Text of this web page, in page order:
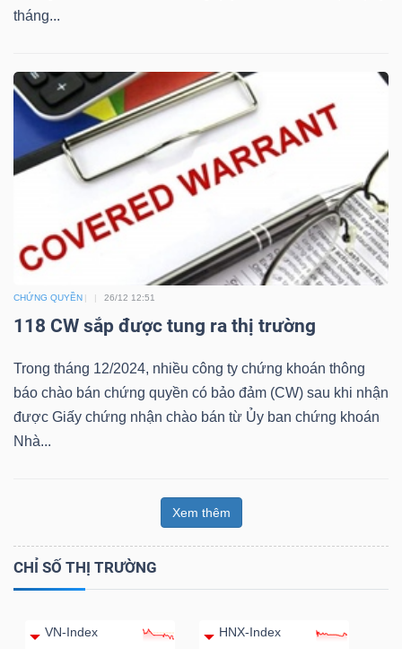
tháng...
CHỨNG QUYỀN 26/12 12:51
118 CW sắp được tung ra thị trường
Trong tháng 12/2024, nhiều công ty chứng khoán thông
báo chào bán chứng quyền có bảo đảm (CW) sau khi nhận
được Giấy chứng nhận chào bán từ Ủy ban chứng khoán
Nhà...
Xem thêm
CHỈ SỐ THỊ TRƯỜNG
VN-Index HNX-Index
(-)
Tất cả Người nội bộ Người liên quan Cổ đông lớn
Tin
của
giả
(-)
Thuật